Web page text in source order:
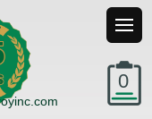
0